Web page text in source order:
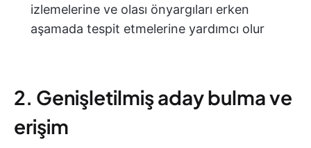
izlemelerine ve olası önyargıları erken
aşamada tespit etmelerine yardımcı olur
2. Genişletilmiş aday bulma ve
erişim